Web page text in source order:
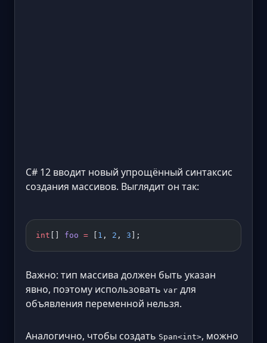
C# 12 вводит новый упрощённый синтаксис
создания массивов. Выглядит он так:
int foo = 1 , 2 , 3 ];
Важно: тип массива должен быть указан
явно, поэтому использовать var для
объявления переменной нельзя.
Аналогично, чтобы создать Span<int>, можно